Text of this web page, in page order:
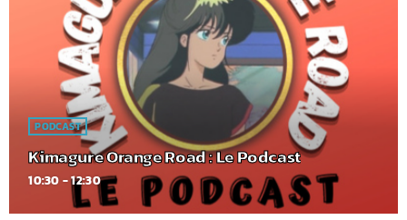
PODCAST
Kimagure Orange Road : Le Podcast
10:30 - 12:30